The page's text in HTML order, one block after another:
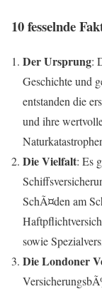
10 fesselnde
Der Ursprung:
Geschichte und
entstanden die
und ihre
Die Vielfalt: Es
SchÃ¤den am
sowie
Die Londoner